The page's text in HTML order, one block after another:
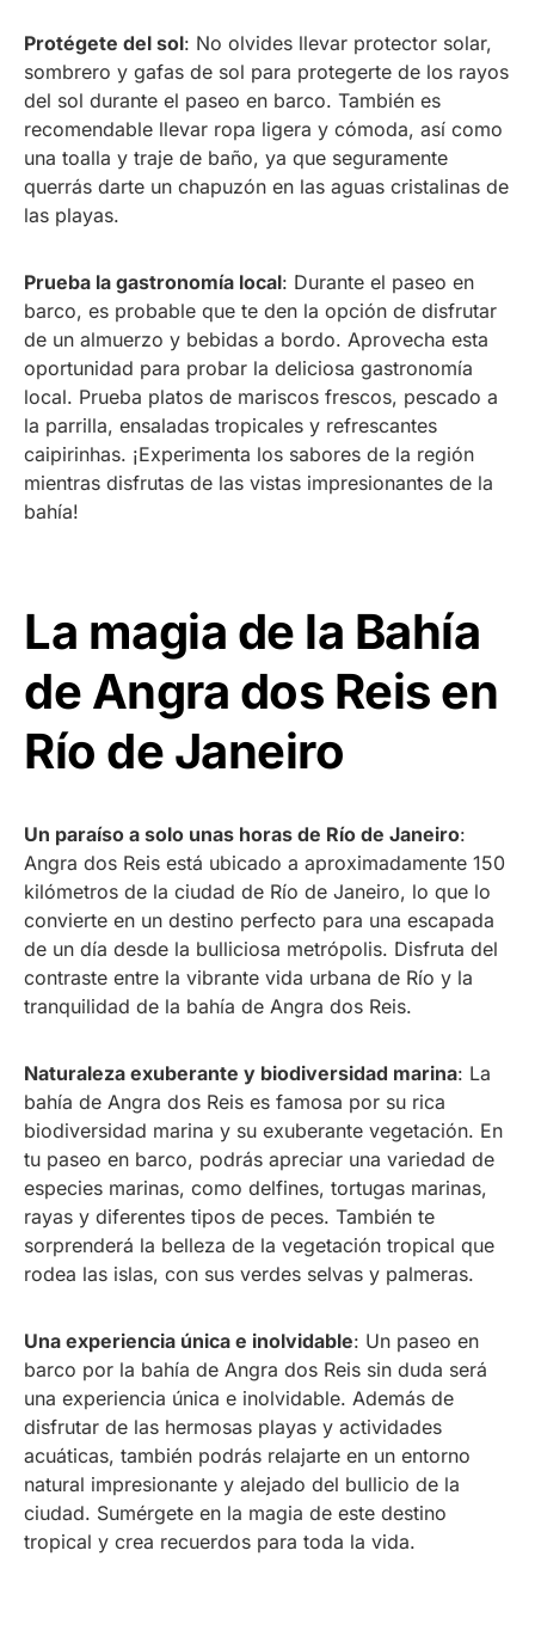
Protégete del sol: No olvides llevar protector solar,
sombrero y gafas de sol para protegerte de los rayos
del sol durante el paseo en barco. También es
recomendable llevar ropa ligera y cómoda, así como
una toalla y traje de baño, ya que seguramente
querrás darte un chapuzón en las aguas cristalinas de
las playas.
Prueba la gastronomía local: Durante el paseo en
barco, es probable que te den la opción de disfrutar
de un almuerzo y bebidas a bordo. Aprovecha esta
oportunidad para probar la deliciosa gastronomía
local. Prueba platos de mariscos frescos, pescado a
la parrilla, ensaladas tropicales y refrescantes
caipirinhas. ¡Experimenta los sabores de la región
mientras disfrutas de las vistas impresionantes de la
bahía!
La magia de la Bahía
de Angra dos Reis en
Río de Janeiro
Un paraíso a solo unas horas de Río de Janeiro:
Angra dos Reis está ubicado a aproximadamente 150
kilómetros de la ciudad de Río de Janeiro, lo que lo
convierte en un destino perfecto para una escapada
de un día desde la bulliciosa metrópolis. Disfruta del
contraste entre la vibrante vida urbana de Río y la
tranquilidad de la bahía de Angra dos Reis.
Naturaleza exuberante y biodiversidad marina: La
bahía de Angra dos Reis es famosa por su rica
biodiversidad marina y su exuberante vegetación. En
tu paseo en barco, podrás apreciar una variedad de
especies marinas, como delfines, tortugas marinas,
rayas y diferentes tipos de peces. También te
sorprenderá la belleza de la vegetación tropical que
rodea las islas, con sus verdes selvas y palmeras.
Una experiencia única e inolvidable: Un paseo en
barco por la bahía de Angra dos Reis sin duda será
una experiencia única e inolvidable. Además de
disfrutar de las hermosas playas y actividades
acuáticas, también podrás relajarte en un entorno
natural impresionante y alejado del bullicio de la
ciudad. Sumérgete en la magia de este destino
tropical y crea recuerdos para toda la vida.